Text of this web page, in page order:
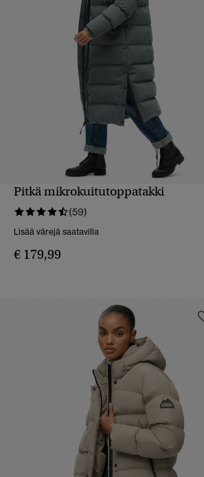
PIKAKATSELU
Pitkä mikrokuitutoppatakki
(59)
Lisää värejä saatavilla
€ 179,99